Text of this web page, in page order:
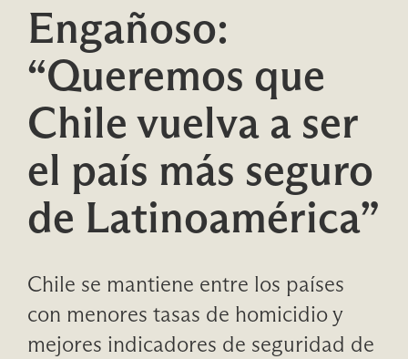
Engañoso:
“Queremos que
Chile vuelva a ser
el país más seguro
de Latinoamérica”
Chile se mantiene entre los países
con menores tasas de homicidio y
mejores indicadores de seguridad de